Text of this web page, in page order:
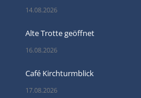
14.08.2026
Alte Trotte geöffnet
16.08.2026
Café Kirchturmblick
17.08.2026